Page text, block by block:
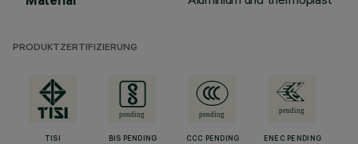
PRODUKTZERTIFIZIERUNG
TISI BIS PENDING CCC PENDING ENEC PENDING